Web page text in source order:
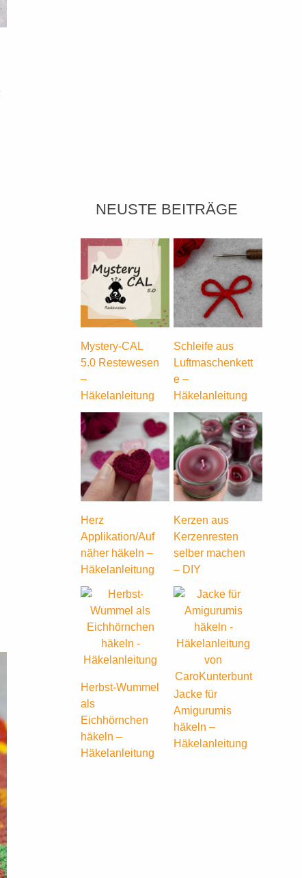
NEUSTE BEITRÄGE
Mystery-CAL
5.0 Restewesen
–
Häkelanleitung
Schleife aus
Luftmaschenkett
e –
Häkelanleitung
Herz
Applikation/Auf
näher häkeln –
Häkelanleitung
Kerzen aus
Kerzenresten
selber machen
– DIY
Herbst-Wummel
als
Eichhörnchen
häkeln –
Häkelanleitung
Jacke für
Amigurumis
häkeln –
Häkelanleitung